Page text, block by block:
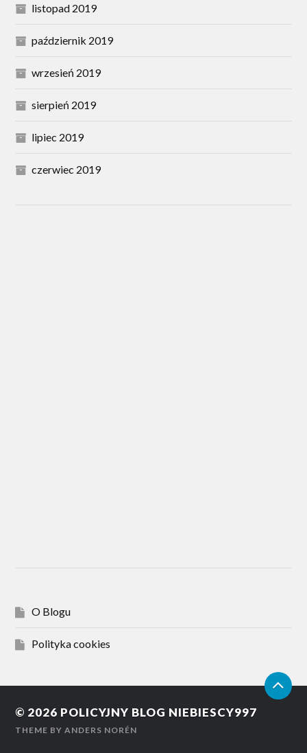
listopad 2019
październik 2019
wrzesień 2019
sierpień 2019
lipiec 2019
czerwiec 2019
O Blogu
Polityka cookies
© 2026 POLICYJNY BLOG NIEBIESCY997
THEME BYANDERS NORÉN